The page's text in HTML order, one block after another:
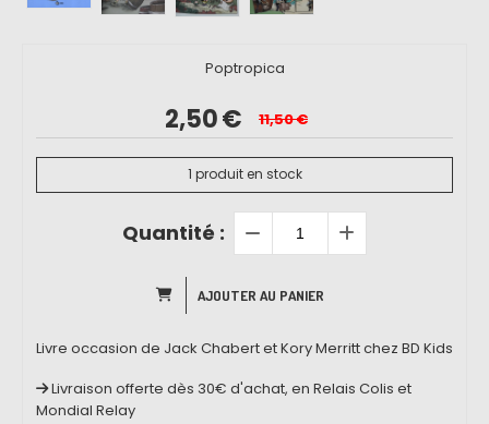
Poptropica
2,50€ 11,50€
1 produit en stock
Quantité :
AJOUTER AU PANIER
Livre occasion de Jack Chabert et Kory Merritt chez BD Kids
Livraison offerte dès 30€ d'achat, en Relais Colis et
Mondial Relay